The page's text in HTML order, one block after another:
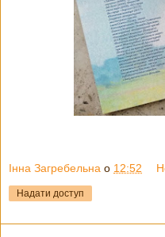
Інна Загребельна о 12:52
Надати доступ